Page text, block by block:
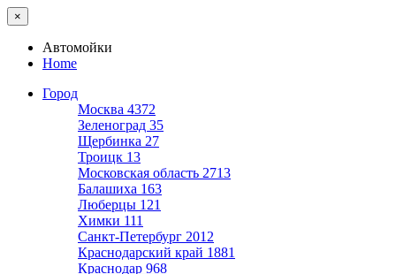
×
Автомойки
Home
Город
Москва 4372
Зеленоград 35
Щербинка 27
Троицк 13
Московская область 2713
Балашиха 163
Люберцы 121
Химки 111
Санкт-Петербург 2012
Краснодарский край 1881
Краснодар 968